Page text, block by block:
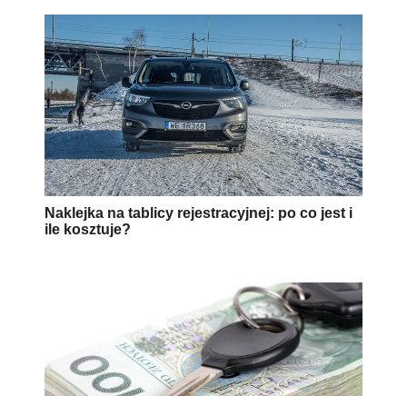
Naklejka na tablicy rejestracyjnej: po co jest i
ile kosztuje?